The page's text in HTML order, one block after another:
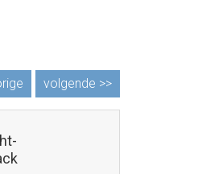
volgende >>